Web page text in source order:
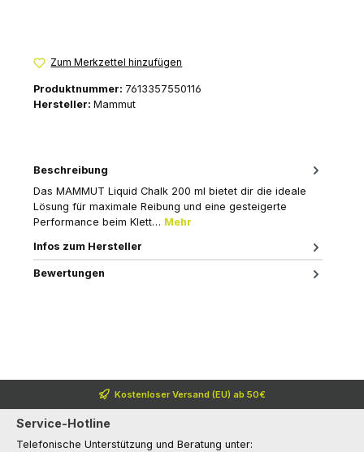
Zum Merkzettel hinzufügen
Produktnummer: 7613357550116
Hersteller: Mammut
Beschreibung
Das MAMMUT Liquid Chalk 200 ml bietet dir die ideale
Lösung für maximale Reibung und eine gesteigerte
Performance beim Klett… Mehr
Infos zum Hersteller
Bewertungen
Kostenloser Versand (EU) ab 50€
Service-Hotline
Telefonische Unterstützung und Beratung unter: